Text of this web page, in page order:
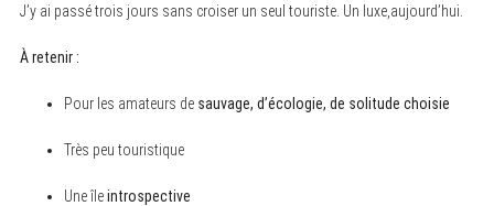
J’y ai passé trois jours sans croiser un seul touriste. Un luxe,aujourd’hui.
À retenir :
Pour les amateurs de sauvage, d’écologie, de solitude choisie
Très peu touristique
Une îleintrospective